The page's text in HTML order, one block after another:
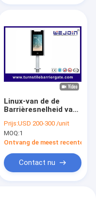
Linux-van de de
Barrièresnelheid van
Systeemschommeling
van het de
PoortToegangsbeheer
het
Gezichtserkenning
Prijs:USD 200-300 /unit
MOQ:1
Ontvang de meest recente
Contact nu